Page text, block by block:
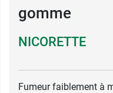
gomme
NICORETTE
Fumeur faiblement à